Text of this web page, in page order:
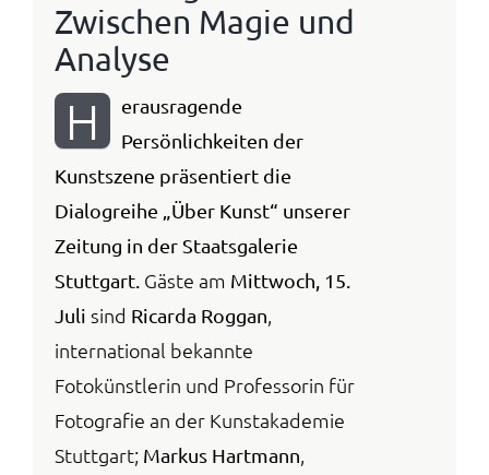
Zwischen Magie und
Analyse
H
erausragende
Persönlichkeiten der
Kunstszene präsentiert die
Dialogreihe „Über Kunst“ unserer
Zeitung in der Staatsgalerie
Stuttgart. Gäste am Mittwoch, 15.
Juli sind Ricarda Roggan,
international bekannte
Fotokünstlerin und Professorin für
Fotografie an der Kunstakademie
Stuttgart; Markus Hartmann,